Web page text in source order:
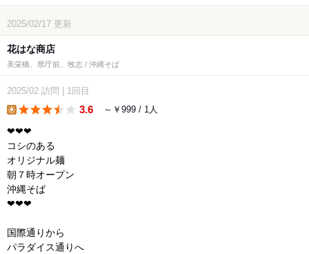
2025/02/17 更新
花はな商店
美栄橋、県庁前、牧志 / 沖縄そば
2025/02 訪問 1回目
3.6 ～￥999 / 1人
❤︎❤︎❤︎
コシのある
オリジナル麺
朝７時オープン
沖縄そば
❤︎❤︎❤︎
国際通りから
パラダイス通りへ